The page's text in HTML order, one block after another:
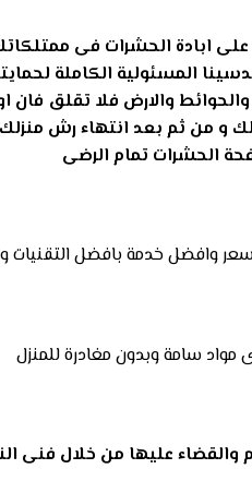
الحشرات فى ممتلكاتك
المسئولية الكاملة
والارض فلا تقلق فان
و من ثم بعد انتهاء رش
الحشرات تمام الرضى
سعر وافضل خدمة بافضل التقنيات
مواد سامة وبدون مغادرة للمنزل
عليها من خلال فنى